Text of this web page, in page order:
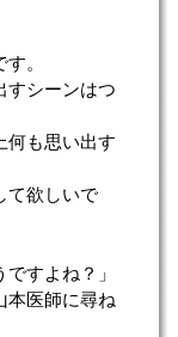
。
すシーンはつ
何も思い出す
て欲しいで
すよね？」
本医師に尋ね